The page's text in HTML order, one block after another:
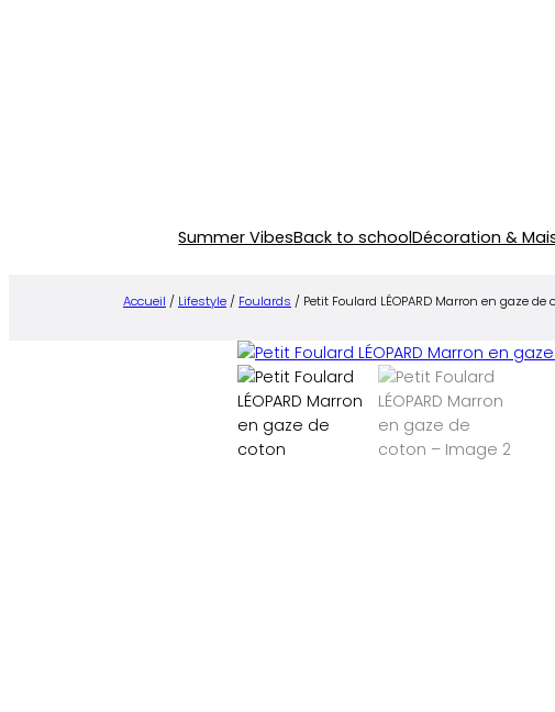
Summer VibesBack to schoolDécoration &
Accueil / Lifestyle / Foulards / Petit Foulard LÉOPARD Marron en gaze de